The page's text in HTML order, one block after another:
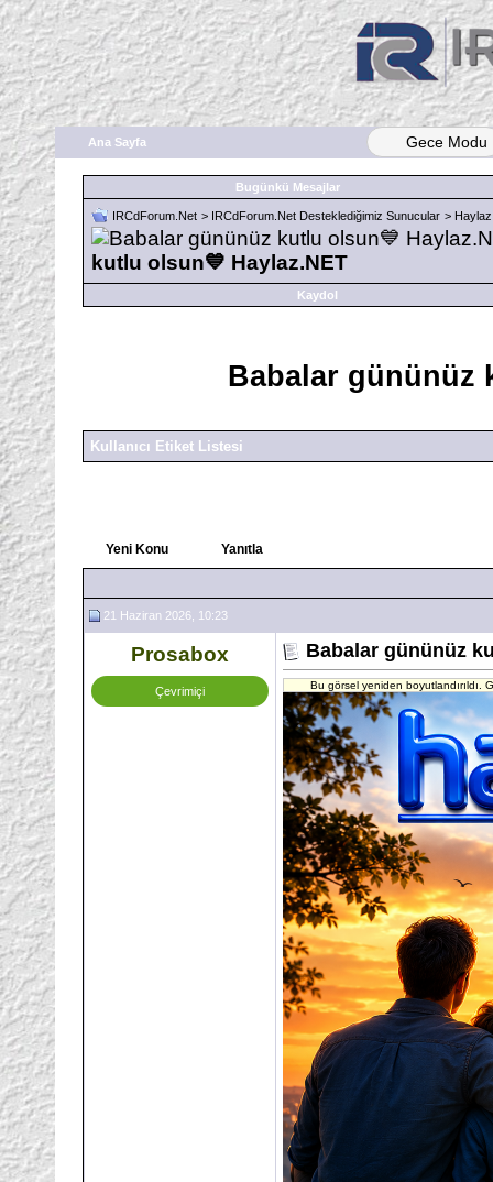
Ana Sayfa Gece Modu
Bugünkü Mesajlar
IRCdForum.Net > IRCdForum.Net Desteklediğimiz Sunucular >
kutlu olsun💙 Haylaz.NET
Kaydol
Babalar gününüz
Kullanıcı Etiket Listesi
Yeni Konu Yanıtla
21 Haziran 2026, 10:23
Prosabox
Çevrimiçi
Babalar gününüz
Bu görsel yeniden boyutlandırıldı.